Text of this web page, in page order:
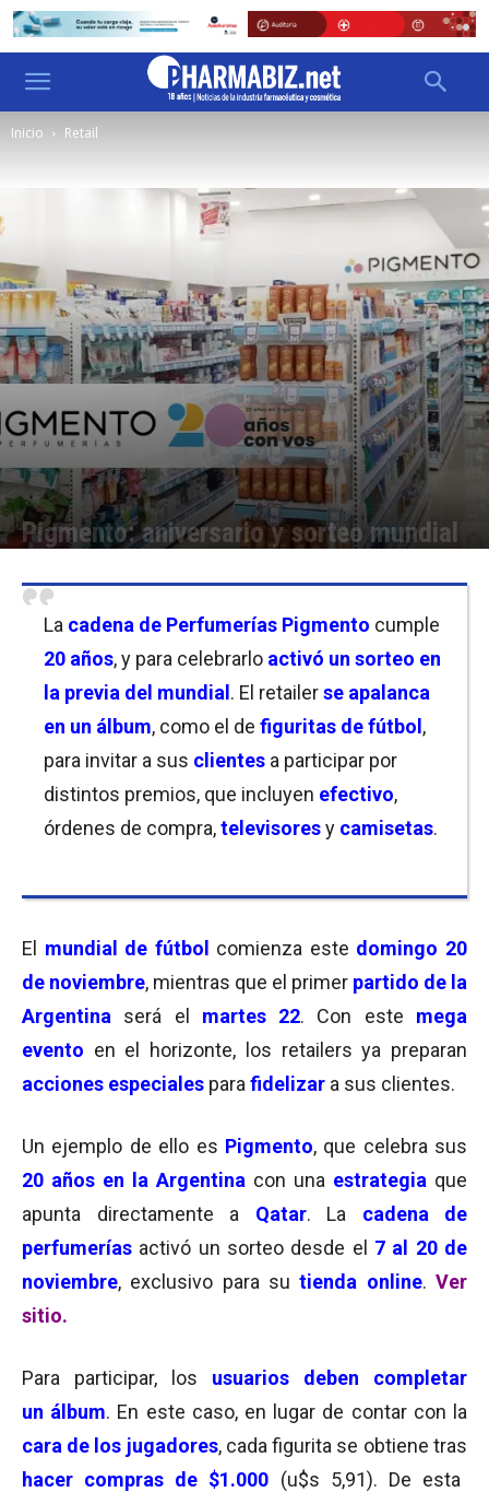
Inicio Retail
Pigmento: aniversario y sorteo mundial
La cadena de Perfumerías Pigmento cumple
20 años, y para celebrarlo activó un sorteo en
la previa del mundial . El retailerse apalanca
en un álbum, como el de figuritas de fútbol ,
para invitar a sus clientes a participar por
distintos premios, que incluyen efectivo,
órdenes de compra,televisoresy camisetas.
El mundial de fútbol comienza este domingo 20
de noviembre, mientras que el primer partido de la
Argentina
será el martes 22. Con este mega
evento en el horizonte, los retailers ya preparan
acciones especiales para fidelizar a sus clientes.
Un ejemplo de ello es Pigmento, que celebra sus
20 años en la Argentina con una estrategia que
apunta directamente a Qatar. La cadena de
perfumerías activó un sorteo desde el 7 al 20 de
noviembre, exclusivo para su tienda online.Ver
sitio.
Para participar, los usuarios deben completar
un álbum. En este caso, en lugar de contar con la
cara de los jugadores, cada figurita se obtiene tras
hacer compras de $1.000 (u$s 5,91). De esta